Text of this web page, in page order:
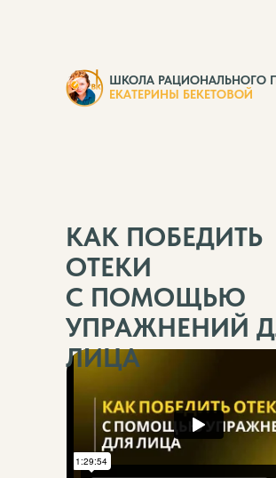
КАК ПОБЕДИТЬ
ОТЕКИ
С ПОМОЩЬЮ
УПРАЖНЕНИЙ
ЛИЦА
ШКОЛА РАЦИОНАЛЬНОГО
ЕКАТЕРИНЫ БЕКЕТОВОЙ